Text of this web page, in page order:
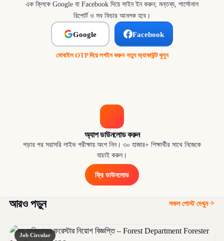
এক ক্লিকে Google বা Facebook দিয়ে সাইন ইন করুন; মন্তব্য, পার্সোনাল
রিপোর্ট ও সব ফিচার আনলক হবে।
Google Facebook
মোবাইল OTP দিয়ে লগইন করুন·নতুন অ্যাকাউন্ট খুলুন
অ্যাপ ডাউনলোড করুন
পড়ার পর সরাসরি লাইভ পরীক্ষায় অংশ নিন। ৩০ হাজার+ শিক্ষার্থীর সাথে নিজেকে
যাচাই করুন।
ফ্রি ডাউনলোড
আরও পড়ুন সকল পোস্ট দেখুন
Job Circular